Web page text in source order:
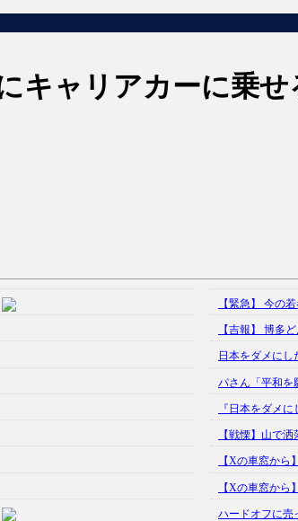
キャリアカーに乗せ
【緊急】 今の
【吉報】 博多
日本をダメにし
パさん「平和を
『日本をダメ
【戦慄】山で
【Xの車窓か
【Xの車窓か
ハードオフに売